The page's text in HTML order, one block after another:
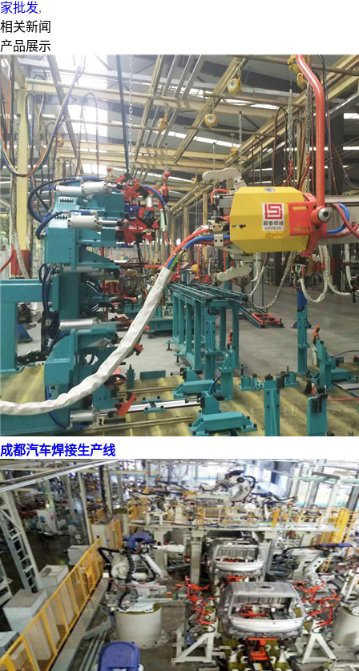
家批发,
相关新闻
产品展示
成都汽车焊接生产线